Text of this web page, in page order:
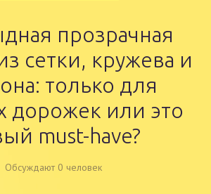
прозрачная
сетки, кружева и
только для
дорожек или это
must-have?
Обсуждают 0 человек